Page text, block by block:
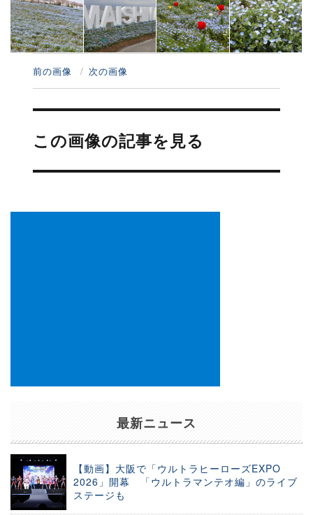
前の画像 次の画像
投
ナ
ビ
ー
この画像の記事を見る
最新ニュース
【動画】大阪で「ウルトラヒーローズEXPO
2026」開幕 「ウルトラマンテオ編」のライブ
ステージも